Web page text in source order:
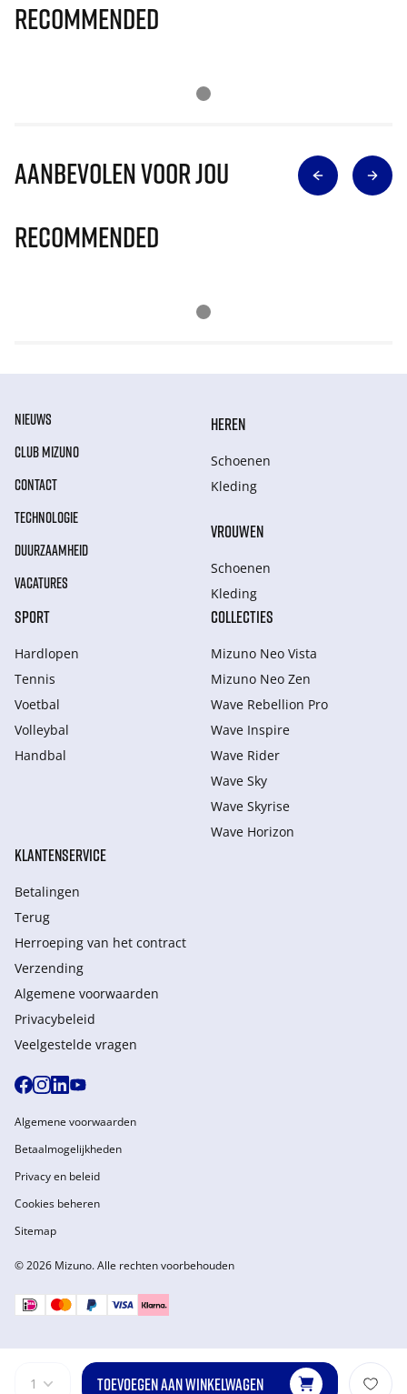
1 TOEVOEGEN AAN WINKELWAGEN
Recommended
Aanbevolen voor jou
Recommended
NIEUWS
CLUB MIZUNO
CONTACT
TECHNOLOGIE
DUURZAAMHEID
VACATURES
HEREN
Schoenen
Kleding
VROUWEN
Schoenen
Kleding
SPORT
Hardlopen
Tennis
Voetbal
Volleybal
Handbal
COLLECTIES
Mizuno Neo Vista
Mizuno Neo Zen
Wave Rebellion Pro
Wave Inspire
Wave Rider
Wave Sky
Wave Skyrise
Wave Horizon
KLANTENSERVICE
Betalingen
Terug
Herroeping van het contract
Verzending
Algemene voorwaarden
Privacybeleid
Veelgestelde vragen
© 2026 Mizuno. Alle rechten voorbehouden
Algemene voorwaarden
Betaalmogelijkheden
Privacy en beleid
Cookies beheren
Sitemap